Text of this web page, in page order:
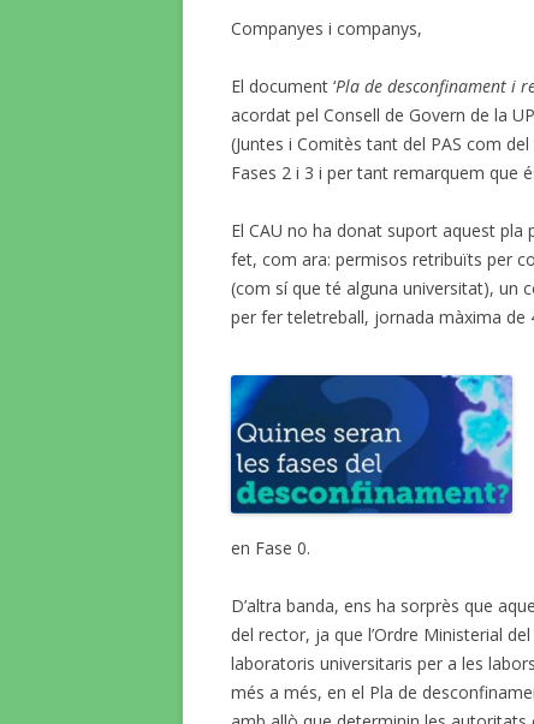
Companyes i companys,
El document ‘Pla de desconfinament i
acordat pel Consell de Govern de la
(Juntes i Comitès tant del PAS com
Fases 2 i 3 i per tant remarquem que
El CAU no ha donat suport aquest
fet, com ara: permisos retribuïts per
(com sí que té alguna universitat), un
per fer teletreball, jornada màxima de
en Fase 0.
D’altra banda, ens ha sorprès que
del rector, ja que l’Ordre Ministerial
laboratoris universitaris per a les
més a més, en el Pla de